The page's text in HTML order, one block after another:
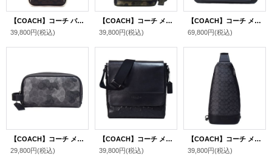
【COACH】コーチ バッグ メンズ バックパック コーティングキャンバス レザー シグネチャー レーサー カラーブロック スリング ロゴ ワンショルダー ボディバッグ ウォルナット×チャーク〔日本未発売〕
39,800円(税込)
【COACH】コーチ メンズ バッグ バックパック コーティングキャンバス レザー シグネチャー カモフラ 迷彩柄 ウェスト パック ワンショルダー ボディーバッグ ダークシャムロックマルチ〔日本未発売〕
39,800円(税込)
【COACH】コーチ メンズ バッグ レザー イーサン ブリーフ ダブルジップ 2WAY ビジネス キャリーフック ショルダーバッグ ブラック〔日本未発売〕
69,800円(税込)
【COACH】コーチ メンズ バック クラッチ コーティングキャンバス レザー シグネチャー カモフラ 迷彩 ミリタリー ロゴ トラベル キット セカンド クラッチバッグ グレーマルチ〔日本未発売〕
29,800円(税込)
【COACH】コーチ メンズ バッグ スムースカーフレザー シグネチャー 型押し フラップ ヒューストン マップ クロスボディ 斜め掛け ショルダー バッグ ブラック〔日本未発売〕
39,800円(税込)
【COACH】コーチ メンズ コーティングキャンバス レザー シグネチャー ドミニク スリング ワンショルダー バックパック ボディバッグ チャコール×ブラック〔日本未発売〕
39,800円(税込)